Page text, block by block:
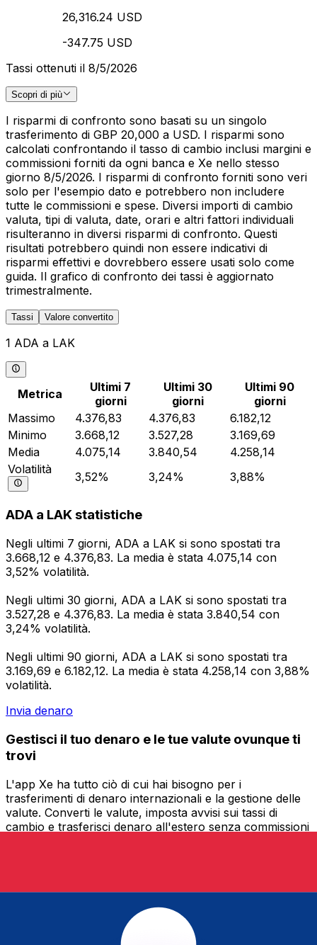
26,316.24 USD
-347.75 USD
Tassi ottenuti il 8/5/2026
Scopri di più
I risparmi di confronto sono basati su un singolo
trasferimento di GBP 20,000 a USD. I risparmi sono
calcolati confrontando il tasso di cambio inclusi margini e
commissioni forniti da ogni banca e Xe nello stesso
giorno 8/5/2026. I risparmi di confronto forniti sono veri
solo per l'esempio dato e potrebbero non includere
tutte le commissioni e spese. Diversi importi di cambio
valuta, tipi di valuta, date, orari e altri fattori individuali
risulteranno in diversi risparmi di confronto. Questi
risultati potrebbero quindi non essere indicativi di
risparmi effettivi e dovrebbero essere usati solo come
guida. Il grafico di confronto dei tassi è aggiornato
trimestralmente.
Tassi Valore convertito
1 ADA a LAK
Metrica
Ultimi 7
giorni
Ultimi 30
giorni
Ultimi 90
giorni
Massimo
4.376,83 4.376,83
6.182,12
Minimo
3.668,12 3.527,28
3.169,69
Media
4.075,14 3.840,54
4.258,14
Volatilità
3,52% 3,24% 3,88%
ADA a LAK statistiche
Negli ultimi 7 giorni, ADA a LAK si sono spostati tra
3.668,12 e 4.376,83. La media è stata 4.075,14 con
3,52% volatilità.
Negli ultimi 30 giorni, ADA a LAK si sono spostati tra
3.527,28 e 4.376,83. La media è stata 3.840,54 con
3,24% volatilità.
Negli ultimi 90 giorni, ADA a LAK si sono spostati tra
3.169,69 e 6.182,12. La media è stata 4.258,14 con 3,88%
volatilità.
Invia denaro
Gestisci il tuo denaro e le tue valute ovunque ti
trovi
L'app Xe ha tutto ciò di cui hai bisogno per i
trasferimenti di denaro internazionali e la gestione delle
valute. Converti le valute, imposta avvisi sui tassi di
cambio e trasferisci denaro all'estero senza commissioni